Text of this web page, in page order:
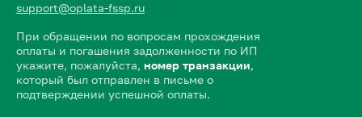
support@oplata-fssp.ru
При обращении по вопросам прохождения
оплаты и погашения задолженности по ИП
укажите, пожалуйста, номер транзакции,
который был отправлен в письме о
подтверждении успешной оплаты.